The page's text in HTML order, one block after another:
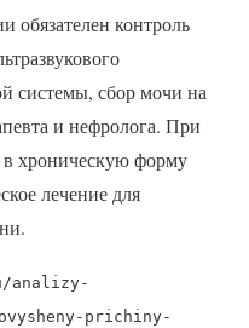
обязателен контроль
системы, сбор мочи на
и нефролога. При
в хроническую форму
лечение для
analizy-
prichiny-